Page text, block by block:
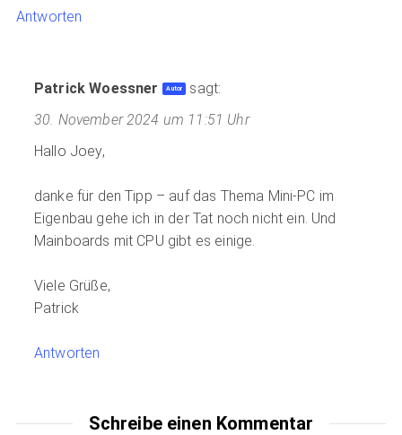
Antworten
Patrick Woessner
sagt:
30. November 2024 um 11:51 Uhr
Hallo Joey,
danke für den Tipp – auf das Thema Mini-PC im
Eigenbau gehe ich in der Tat noch nicht ein. Und
Mainboards mit CPU gibt es einige.
Viele Grüße,
Patrick
Antworten
Schreibe einen Kommentar